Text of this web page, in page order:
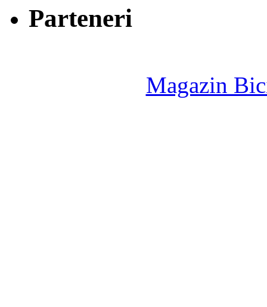
Parteneri
Magazin